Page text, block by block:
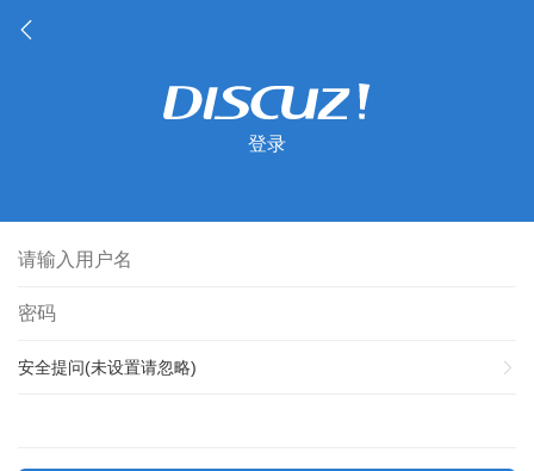
登录
安全提问(未设置请忽略)